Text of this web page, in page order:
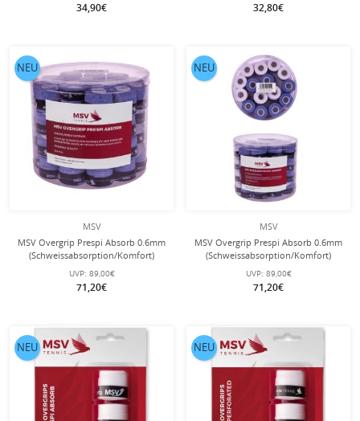
34,90€ 32,80€
MSV
MSV Overgrip Prespi Absorb 0.6mm
(Schweissabsorption/Komfort)
hellblau 60er Box
UVP: 89,00€
71,20€
NEU
MSV
MSV Overgrip Prespi Absorb 0.6mm
(Schweissabsorption/Komfort)
blau/weiss 60er Box
UVP: 89,00€
71,20€
NEU
NEU NEU